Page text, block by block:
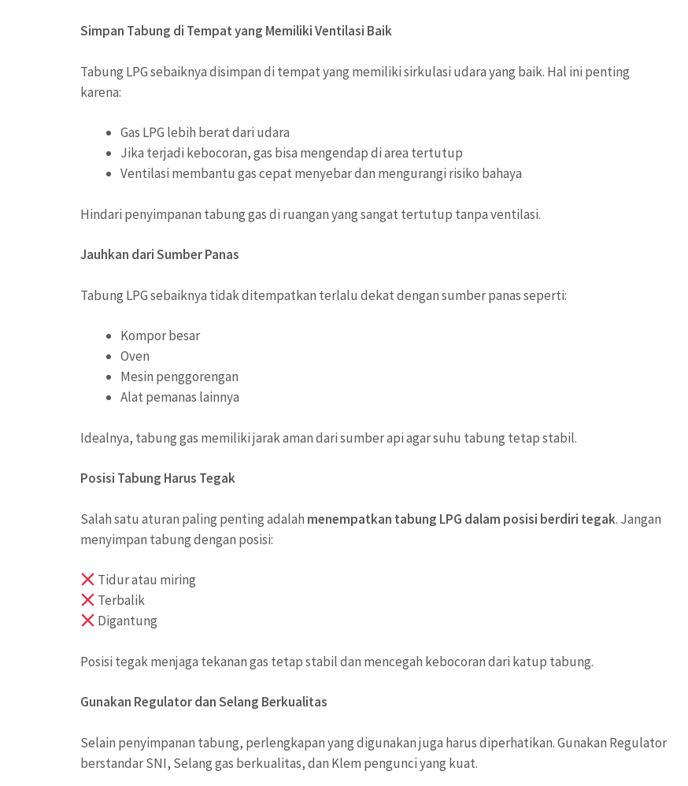
Simpan Tabung di Tempat yang Memiliki Ventilasi Baik
Tabung LPG sebaiknya disimpan di tempat yang memiliki sirkulasi udara yang baik. Hal ini penting
karena:
Gas LPG lebih berat dari udara
Jika terjadi kebocoran, gas bisa mengendap di area tertutup
Ventilasi membantu gas cepat menyebar dan mengurangi risiko bahaya
Hindari penyimpanan tabung gas di ruangan yang sangat tertutup tanpa ventilasi.
Jauhkan dari Sumber Panas
Tabung LPG sebaiknya tidak ditempatkan terlalu dekat dengan sumber panas seperti:
Kompor besar
Oven
Mesin penggorengan
Alat pemanas lainnya
Idealnya, tabung gas memiliki jarak aman dari sumber api agar suhu tabung tetap stabil.
Posisi Tabung Harus Tegak
Salah satu aturan paling penting adalah menempatkan tabung LPG dalam posisi berdiri tegak. Jangan
menyimpan tabung dengan posisi:
Tidur atau miring
Terbalik
Digantung
Posisi tegak menjaga tekanan gas tetap stabil dan mencegah kebocoran dari katup tabung.
Gunakan Regulator dan Selang Berkualitas
Selain penyimpanan tabung, perlengkapan yang digunakan juga harus diperhatikan. Gunakan Regulator
berstandar SNI, Selang gas berkualitas, dan Klem pengunci yang kuat.